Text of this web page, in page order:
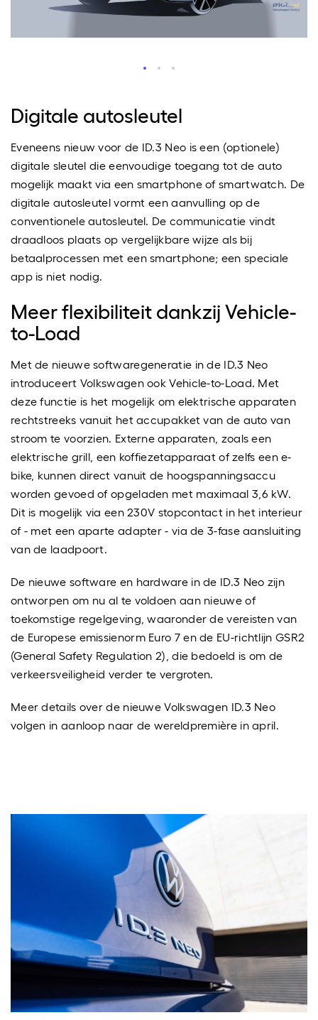
Digitale autosleutel
Eveneens nieuw voor de ID.3 Neo is een (optionele)
digitale sleutel die eenvoudige toegang tot de auto
mogelijk maakt via een smartphone of smartwatch. De
digitale autosleutel vormt een aanvulling op de
conventionele autosleutel. De communicatie vindt
draadloos plaats op vergelijkbare wijze als bij
betaalprocessen met een smartphone; een speciale
app is niet nodig.
Meer flexibiliteit dankzij Vehicle-
to-Load
Met de nieuwe softwaregeneratie in de ID.3 Neo
introduceert Volkswagen ook Vehicle-to-Load. Met
deze functie is het mogelijk om elektrische apparaten
rechtstreeks vanuit het accupakket van de auto van
stroom te voorzien. Externe apparaten, zoals een
elektrische grill, een koffiezetapparaat of zelfs een e-
bike, kunnen direct vanuit de hoogspanningsaccu
worden gevoed of opgeladen met maximaal 3,6 kW.
Dit is mogelijk via een 230V stopcontact in het interieur
of - met een aparte adapter - via de 3-fase aansluiting
van de laadpoort.
De nieuwe software en hardware in de ID.3 Neo zijn
ontworpen om nu al te voldoen aan nieuwe of
toekomstige regelgeving, waaronder de vereisten van
de Europese emissienorm Euro 7 en de EU-richtlijn GSR2
(General Safety Regulation 2), die bedoeld is om de
verkeersveiligheid verder te vergroten.
Meer details over de nieuwe Volkswagen ID.3 Neo
volgen in aanloop naar de wereldpremière in april.